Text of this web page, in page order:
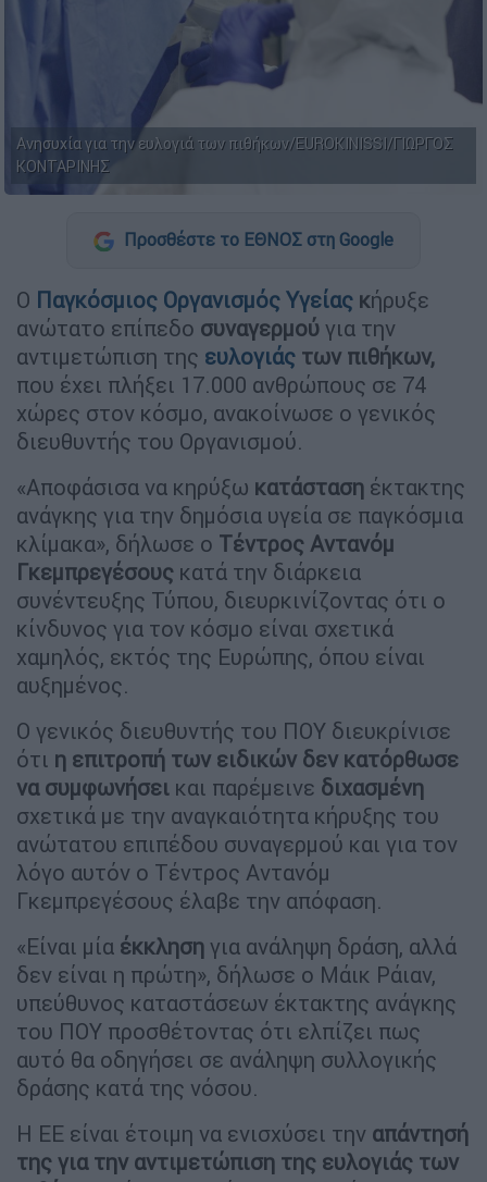
Ανησυχία για την ευλογιά των πιθήκων/EUROKINISSI/ΓΙΩΡΓΟΣ
ΚΟΝΤΑΡΙΝΗΣ
Προσθέστε το ΕΘΝΟΣ στη Google
Ο Παγκόσμιος Οργανισμός Υγείας κήρυξε
ανώτατο επίπεδο συναγερμού για την
αντιμετώπιση της ευλογιάς των πιθήκων,
που έχει πλήξει 17.000 ανθρώπους σε 74
χώρες στον κόσμο, ανακοίνωσε ο γενικός
διευθυντής του Οργανισμού.
«Αποφάσισα να κηρύξω κατάσταση έκτακτης
ανάγκης για την δημόσια υγεία σε παγκόσμια
κλίμακα», δήλωσε ο Τέντρος Αντανόμ
Γκεμπρεγέσους κατά την διάρκεια
συνέντευξης Τύπου, διευρκινίζοντας ότι ο
κίνδυνος για τον κόσμο είναι σχετικά
χαμηλός, εκτός της Ευρώπης, όπου είναι
αυξημένος.
Ο γενικός διευθυντής του ΠΟΥ διευκρίνισε
ότι η επιτροπή των ειδικών δεν κατόρθωσε
να συμφωνήσει και παρέμεινε διχασμένη
σχετικά με την αναγκαιότητα κήρυξης του
ανώτατου επιπέδου συναγερμού και για τον
λόγο αυτόν ο Τέντρος Αντανόμ
Γκεμπρεγέσους έλαβε την απόφαση.
«Είναι μία έκκληση για ανάληψη δράση, αλλά
δεν είναι η πρώτη», δήλωσε ο Μάικ Ράιαν,
υπεύθυνος καταστάσεων έκτακτης ανάγκης
του ΠΟΥ προσθέτοντας ότι ελπίζει πως
αυτό θα οδηγήσει σε ανάληψη συλλογικής
δράσης κατά της νόσου.
Η ΕΕ είναι έτοιμη να ενισχύσει την απάντησή
της για την αντιμετώπιση της ευλογιάς των